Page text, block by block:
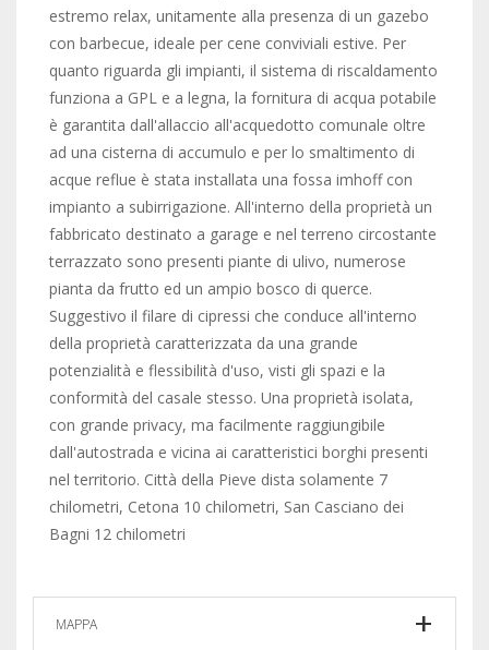
estremo relax, unitamente alla presenza di un gazebo
con barbecue, ideale per cene conviviali estive. Per
quanto riguarda gli impianti, il sistema di riscaldamento
funziona a GPL e a legna, la fornitura di acqua potabile
è garantita dall'allaccio all'acquedotto comunale oltre
ad una cisterna di accumulo e per lo smaltimento di
acque reflue è stata installata una fossa imhoff con
impianto a subirrigazione. All'interno della proprietà un
fabbricato destinato a garage e nel terreno circostante
terrazzato sono presenti piante di ulivo, numerose
pianta da frutto ed un ampio bosco di querce.
Suggestivo il filare di cipressi che conduce all'interno
della proprietà caratterizzata da una grande
potenzialità e flessibilità d'uso, visti gli spazi e la
conformità del casale stesso. Una proprietà isolata,
con grande privacy, ma facilmente raggiungibile
dall'autostrada e vicina ai caratteristici borghi presenti
nel territorio. Città della Pieve dista solamente 7
chilometri, Cetona 10 chilometri, San Casciano dei
Bagni 12 chilometri
MAPPA